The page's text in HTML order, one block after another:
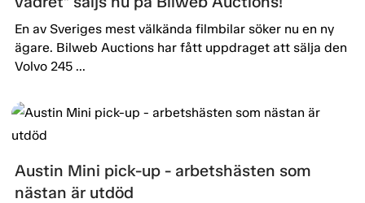
En av Sveriges mest välkända filmbilar söker nu en ny
ägare. Bilweb Auctions har fått uppdraget att sälja den
Volvo 245 ...
Austin Mini pick-up - arbetshästen som
nästan är utdöd